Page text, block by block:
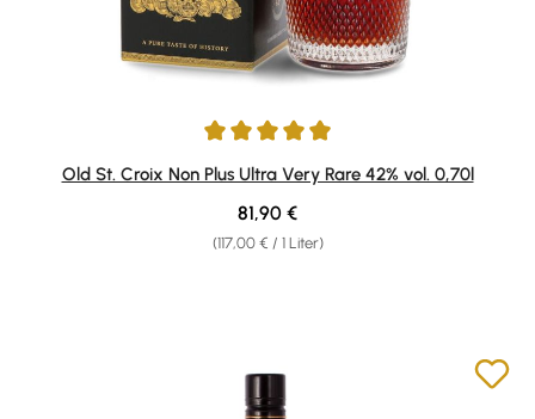
Durchschnittliche Bewertung von 4.94 von 5 Sternen
Old St. Croix Non Plus Ultra Very Rare 42% vol. 0,70l
(117,00 € / 1 Liter)
Regulärer Preis:
81,90 €